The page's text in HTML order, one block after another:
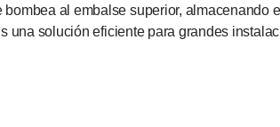
al embalse superior, almacenando
una solución eficiente para grandes